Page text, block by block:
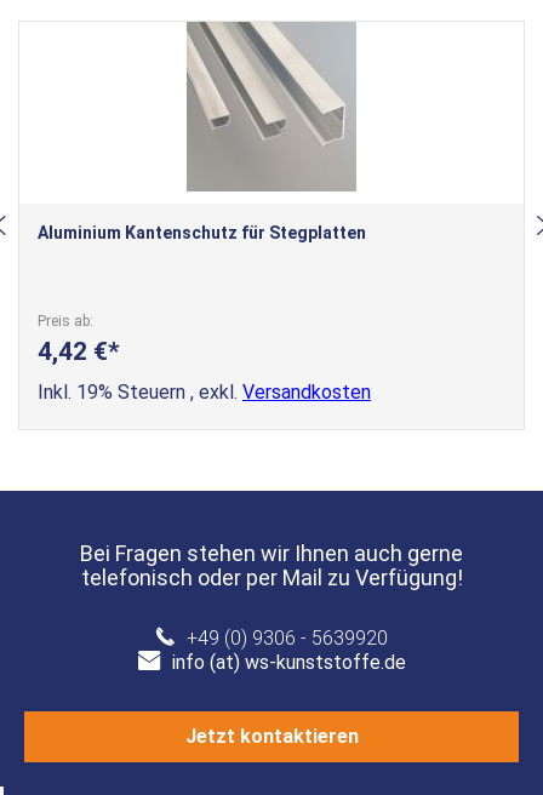
Aluminium Kantenschutz für Stegplatten
Preis ab
4,42 €
Inkl. 19% Steuern , exkl. Versandkosten
Bei Fragen stehen wir Ihnen auch gerne
telefonisch oder per Mail zu Verfügung!
+49 (0) 9306 - 5639920
info (at) ws-kunststoffe.de
Jetzt kontaktieren